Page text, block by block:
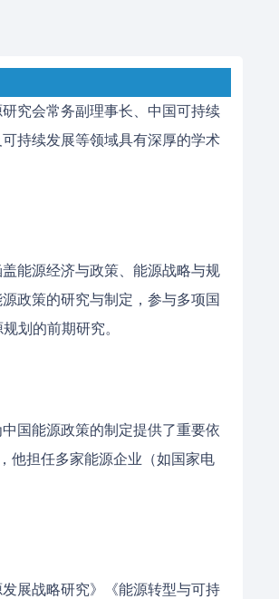
究会常务副理事长、中国可持续
持续发展等领域具有深厚的学术
能源经济与政策、能源战略与规
政策的研究与制定，参与多项国
划的前期研究。
国能源政策的制定提供了重要依
他担任多家能源企业（如国家电
展战略研究》《能源转型与可持